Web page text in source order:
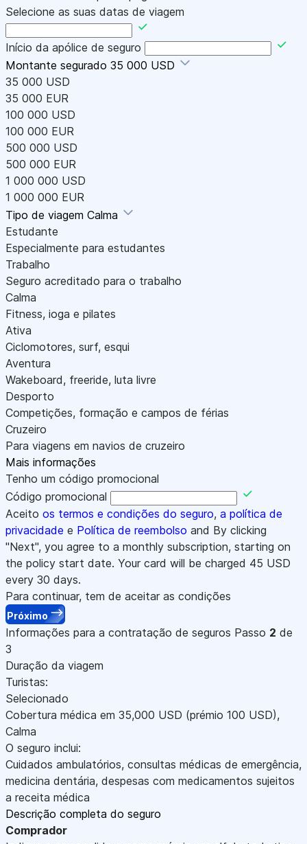
Selecione as suas datas de viagem
Início da apólice de seguro
Montante segurado 35 000 USD
35 000 USD
35 000 EUR
100 000 USD
100 000 EUR
500 000 USD
500 000 EUR
1 000 000 USD
1 000 000 EUR
Tipo de viagem Calma
Estudante
Especialmente para estudantes
Trabalho
Seguro acreditado para o trabalho
Calma
Fitness, ioga e pilates
Ativa
Ciclomotores, surf, esqui
Aventura
Wakeboard, freeride, luta livre
Desporto
Competições, formação e campos de férias
Cruzeiro
Para viagens em navios de cruzeiro
Mais informações
Tenho um código promocional
Código promocional
Aceito os termos e condições do seguro, a política de
privacidade e Política de reembolso and By clicking
"Next", you agree to a monthly subscription, starting on
the policy start date. Your card will be charged 45 USD
every 30 days.
Para continuar, tem de aceitar as condições
Próximo
Informações para a contratação de seguros Passo 2 de
3
Duração da viagem
Turistas:
Selecionado
Cobertura médica em 35,000 USD (prémio 100 USD),
Calma
O seguro inclui:
Cuidados ambulatórios, consultas médicas de emergência,
medicina dentária, despesas com medicamentos sujeitos
a receita médica
Descrição completa do seguro
Comprador